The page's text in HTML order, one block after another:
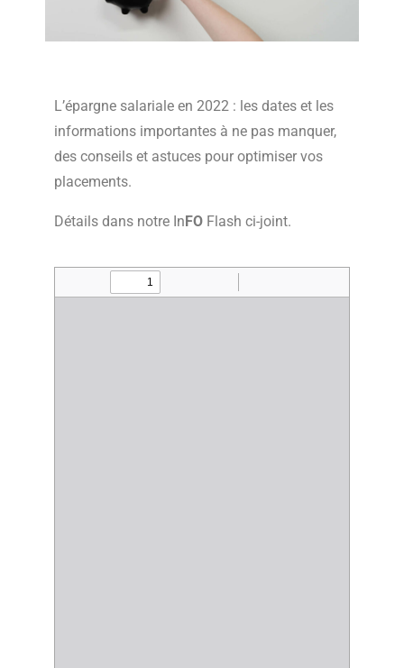
L’épargne salariale en 2022 : les dates et les
informations importantes à ne pas manquer,
des conseils et astuces pour optimiser vos
placements.
Détails dans notre InFO Flash ci-joint.